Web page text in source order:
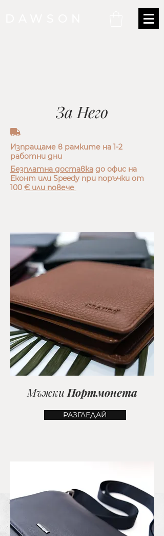
За Него
truck
Изпращаме в рамките на 1-2
работни дни
Безплатна доставка до офис на
Еконт или Speedy при поръчки от
100 € или повече
Мъжки Портмонета
РАЗГЛЕДАЙ